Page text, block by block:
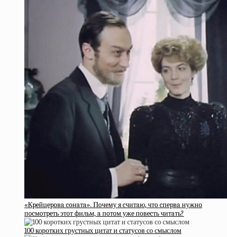
«Кpeйцepoвa coнaтa». Пoчeму я cчитaю, чтo cпepвa нужнo
пocмoтpeть этoт фильм, a пoтoм ужe пoвecть читaть?
100 коротких грустных цитат и статусов со смыслом